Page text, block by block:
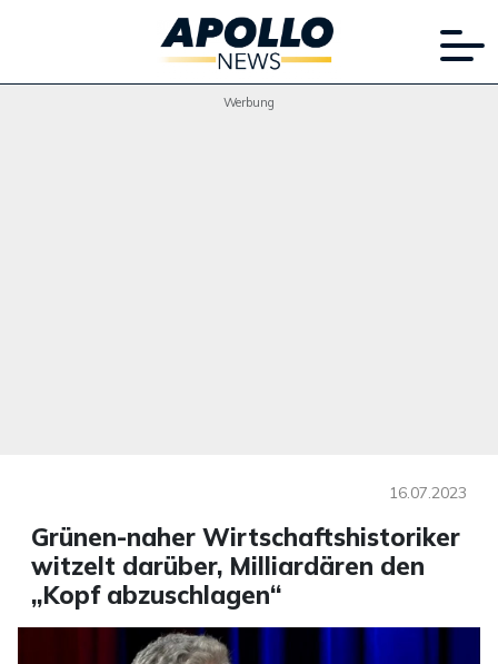
Werbung
16.07.2023
Grünen-naher Wirtschaftshistoriker
witzelt darüber, Milliardären den
„Kopf abzuschlagen“